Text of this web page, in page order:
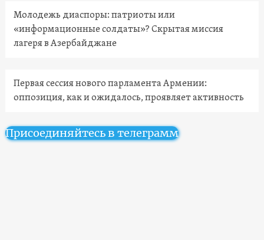
Молодежь диаспоры: патриоты или
«информационные солдаты»? Скрытая миссия
лагеря в Азербайджане
Первая сессия нового парламента Армении:
оппозиция, как и ожидалось, проявляет активность
Присоединяйтесь в телеграмм